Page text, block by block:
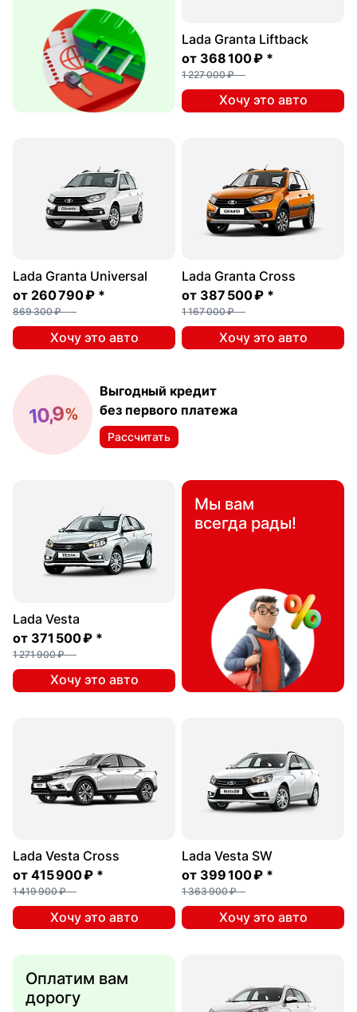
Lada Granta Liftback
от 368 100 ₽ *
1 227 000 ₽
Хочу это авто
Lada Granta Universal
от 260 790 ₽ *
869 300 ₽
Хочу это авто
10,9%
Выгодный кредит
без первого платежа
Рассчитать
Lada Granta Cross
от 387 500 ₽ *
1 167 000 ₽
Хочу это авто
Lada Vesta
от 371 500 ₽ *
1 271 900 ₽
Хочу это авто
Мы вам
всегда рады!
Lada Vesta Cross
от 415 900 ₽ *
1 419 900 ₽
Хочу это авто
Lada Vesta SW
от 399 100 ₽ *
1 363 900 ₽
Хочу это авто
Оплатим вам
дорогу